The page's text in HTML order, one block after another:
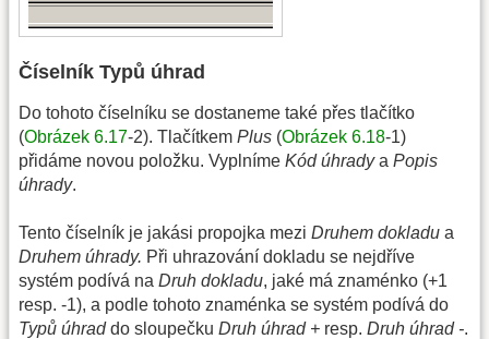
Číselník Typů úhrad
Do tohoto číselníku se dostaneme také přes tlačítko
(Obrázek 6.17-2). Tlačítkem Plus (Obrázek 6.18-1)
přidáme novou položku. Vyplníme Kód úhradya Popis
úhrady.
Tento číselník je jakási propojka mezi Druhem dokladu a
Druhem úhrady. Při uhrazování dokladu se nejdříve
systém podívá na Druh dokladu, jaké má znaménko (+1
resp. -1), a podle tohoto znaménka se systém podívá do
Typů úhrad do sloupečku Druh úhrad + resp. Druh úhrad -.